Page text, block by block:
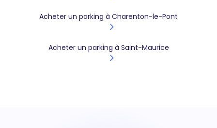
Acheter un parking à Charenton-le-Pont
Acheter un parking à Saint-Maurice